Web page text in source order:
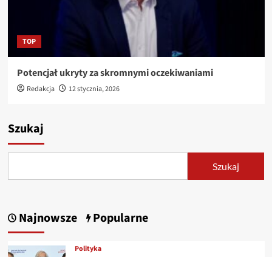
TOP
Potencjał ukryty za skromnymi oczekiwaniami
Redakcja 12 stycznia, 2026
Szukaj
Szukaj
Najnowsze Popularne
Polityka